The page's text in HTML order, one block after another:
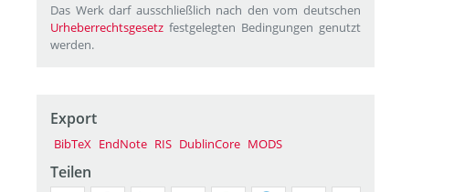
Das Werk darf ausschließlich nach den vom deutschen
Urheberrechtsgesetz festgelegten Bedingungen genutzt
werden.
Export
BibTeX EndNote RIS DublinCore MODS
Teilen